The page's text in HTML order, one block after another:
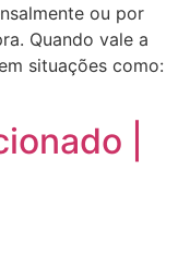
ou por
Quando vale a
situações como:
|